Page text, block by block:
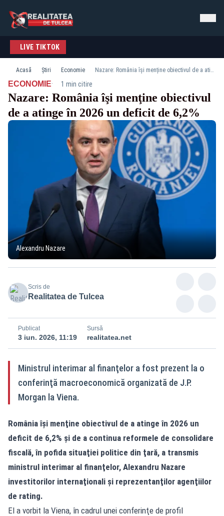
LIVE TIKTOK
Acasă Știri Economie Nazare: România îşi menţine obiectivul de a atinge în 2026 un deficit de 6,2%
ECONOMIE· 1 min citire
Nazare: România îşi menţine obiectivul
de a atinge în 2026 un deficit de 6,2%
Alexandru Nazare
Scris de
Realitatea de Tulcea
Publicat
3 iun. 2026, 11:19
Sursă
realitatea.net
Ministrul interimar al finanţelor a fost prezent la o
conferinţă macroeconomică organizată de J.P.
Morgan la Viena.
România îşi menţine obiectivul de a atinge în 2026 un
deficit de 6,2% şi de a continua reformele de consolidare
fiscală, în pofida situaţiei politice din ţară, a transmis
ministrul interimar al finanţelor, Alexandru Nazare
investitorilor internaţionali şi reprezentanţilor agenţiilor
de rating.
El a vorbit la Viena, în cadrul unei conferinţe de profil